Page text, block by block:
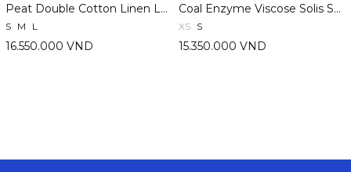
Peat Double Cotton Linen Levy Pants
S M L
16.550.000 VND
Coal Enzyme Viscose Solis Shirt
XS S
15.350.000 VND